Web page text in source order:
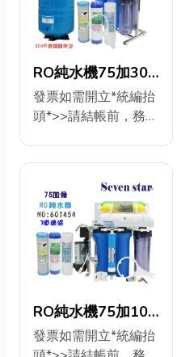
輸出RO膜400加 第
五道：ST椰殼顆粒活
性炭濾心 第六道： ST
奈米銀除菌濾心 配
件：1. 3分耐沖級6米
PE水管2.2分耐沖級6
米PE水管3.進水三通
4.3分電鍍球閥4. 板手
5.白鐵鵝頸吊片.6.304
白鐵鵝頸龍頭
費專業技術咨詢
ID>@s0937323592
+購貨號:601441年份
卡式快拆份濾心8支
>900元 第一道：卡式
快拆PP5微米濾心 第
100%椰殼活性炭濾
心 第三道：卡式快拆
壓縮炭柱活性炭濾心
第四道： RO膜75加
第五道：ST椰殼顆粒
活性炭濾心 配件：1.
3分耐沖級6米PE水管
2.2分耐沖級6米PE水
管3.進水三通4.3分電
鍍球閥4. 板手5.白鐵
鵝頸吊片.6.304白鐵
RO純水機75加304
白鐵架10 英吋濾心
(自動逆
洗)NO:601464【七
星淨水】
發票如需開立*統編抬
頭*>>請結帳前，務必
洗RO純水機(304白鐵
腳架型) +購>年份濾
心601148 11支頂級
濾心 750元 +換物
另開賣場>更換304白
元 +購另開賣場
>75GRO膜G2-450元
更換濾心/維護機器>
RO純水機75加10
英吋頂級濾心濾心
發票如需開立*統編抬